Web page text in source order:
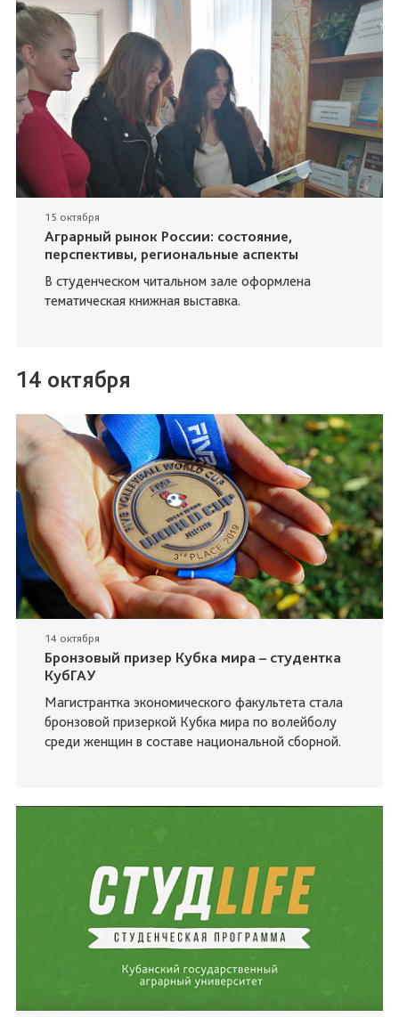
15 октября
Аграрный рынок России: состояние,
перспективы, региональные аспекты
В студенческом читальном зале оформлена
тематическая книжная выставка.
14 октября
14 октября
Бронзовый призер Кубка мира – студентка
КубГАУ
Магистрантка экономического факультета стала
бронзовой призеркой Кубка мира по волейболу
среди женщин в составе национальной сборной.